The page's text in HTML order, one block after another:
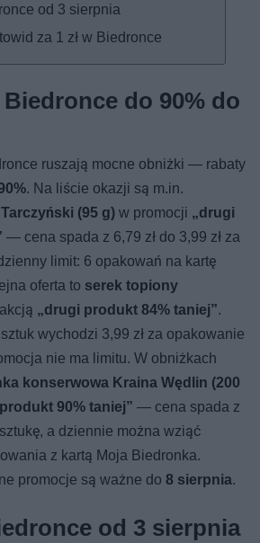
od 3 sierpnia
za 1 zł w Biedronce
do 90% do
ruszają mocne obniżki — rabaty
. Na liście okazji są m.in.
(95 g) w promocji „drugi
— cena spada z 6,79 zł do 3,99 zł za
limit: 6 opakowań na kartę
oferta to serek topiony
„drugi produkt 84% taniej”.
wychodzi 3,99 zł za opakowanie
nie ma limitu. W obniżkach
konserwowa Kraina Wędlin (200
90% taniej” — cena spada z
a dziennie można wziąć
z kartą Moja Biedronka.
promocje są ważne do8 sierpnia.
od 3 sierpnia